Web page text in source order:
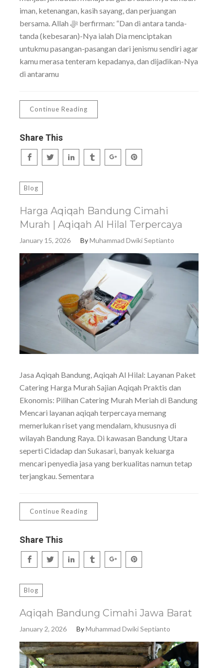
iman, ketenangan, kasih sayang, dan perjuangan
bersama. Allah ﷻ berfirman: “Dan di antara tanda-
tanda (kebesaran)-Nya ialah Dia menciptakan
untukmu pasangan-pasangan dari jenismu sendiri agar
kamu merasa tenteram kepadanya, dan dijadikan-Nya
di antaramu
Continue Reading
Share This
Blog
Harga Aqiqah Bandung Cimahi
Murah | Aqiqah Al Hilal Terpercaya
January 15, 2026 ByMuhammad Dwiki Septianto
Jasa Aqiqah Bandung, Aqiqah Al Hilal: Layanan Paket
Catering Harga Murah Sajian Aqiqah Praktis dan
Ekonomis: Pilihan Catering Murah Meriah di Bandung
Mencari layanan aqiqah terpercaya memang
memerlukan riset yang mendalam, khususnya di
wilayah Bandung Raya. Di kawasan Bandung Utara
seperti Cidadap dan Sukasari, banyak keluarga
mencari penyedia jasa yang berkualitas namun tetap
terjangkau. Sementara
Continue Reading
Share This
Blog
Aqiqah Bandung Cimahi Jawa Barat
January 2, 2026 ByMuhammad Dwiki Septianto